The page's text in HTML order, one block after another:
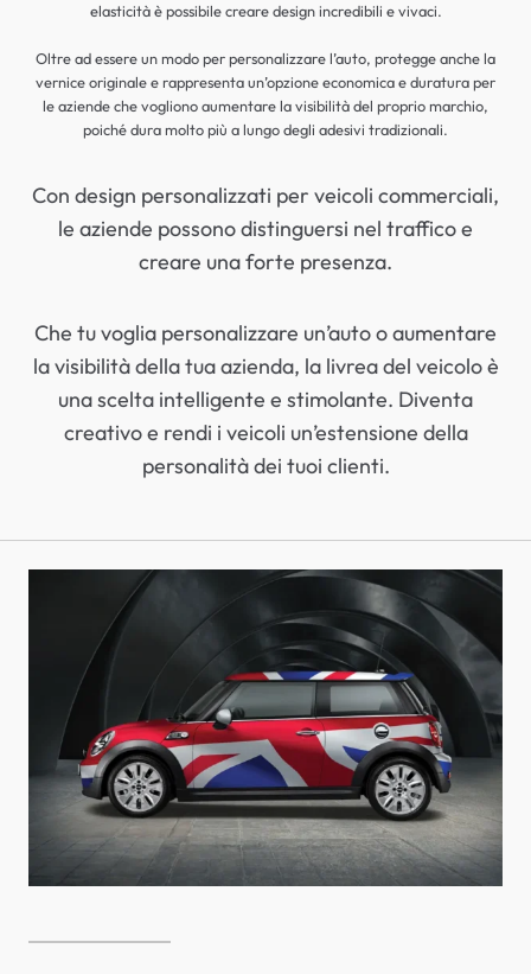
elasticità è possibile creare design incredibili e vivaci.
Oltre ad essere un modo per personalizzare l’auto, protegge anche la
vernice originale e rappresenta un’opzione economica e duratura per
le aziende che vogliono aumentare la visibilità del proprio marchio,
poiché dura molto più a lungo degli adesivi tradizionali.
Con design personalizzati per veicoli commerciali,
le aziende possono distinguersi nel traffico e
creare una forte presenza.
Che tu voglia personalizzare un’auto o aumentare
la visibilità della tua azienda, la livrea del veicolo è
una scelta intelligente e stimolante. Diventa
creativo e rendi i veicoli un’estensione della
personalità dei tuoi clienti.